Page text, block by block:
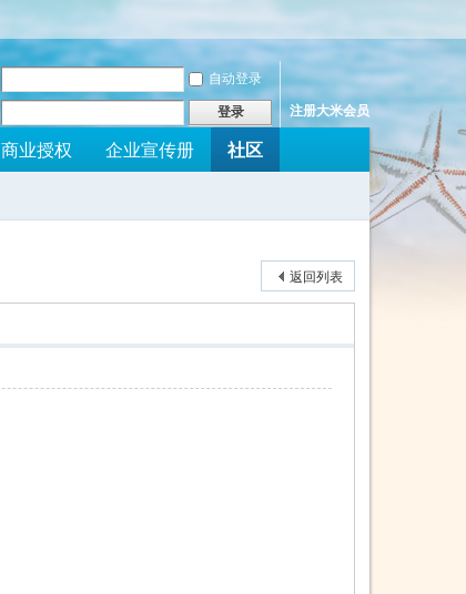
自动登录
登录 注册大米会员
商业授权 企业宣传册 社区
返回列表